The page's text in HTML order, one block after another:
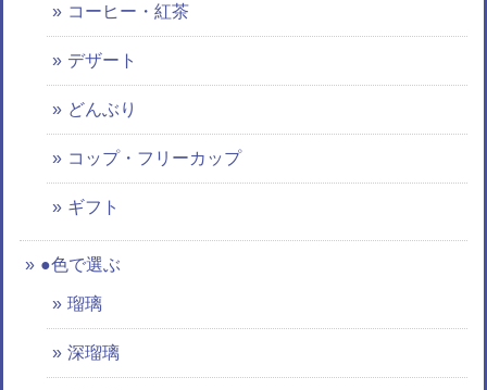
コーヒー・紅茶
デザート
どんぶり
コップ・フリーカップ
ギフト
●色で選ぶ
瑠璃
深瑠璃